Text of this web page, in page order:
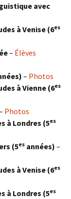
avec
à Venise (6es
– Élèves
– Photos
à Vienne (6es
Photos
à Londres (5es
(5es années) –
à Venise (6es
à Londres (5es